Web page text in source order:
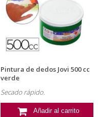
Pintura de dedos Jovi 500 cc
verde
Secado rápido.
Añadir al carrito